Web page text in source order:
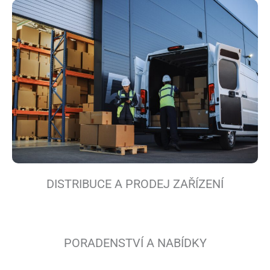
DISTRIBUCE A PRODEJ ZAŘÍZENÍ
PORADENSTVÍ A NABÍDKY